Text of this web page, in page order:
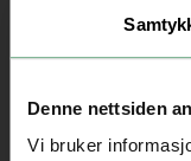
Denne nettsiden
Vi bruker
Skrivebord